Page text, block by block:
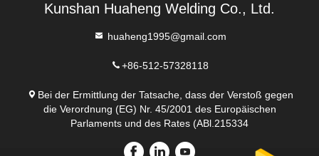
Kunshan Huaheng Welding Co., Ltd.
huaheng1995@gmail.com
+86-512-57328118
Bei der Ermittlung der Tatsache, dass der Verstoß gegen
die Verordnung (EG) Nr. 45/2001 des Europäischen
Parlaments und des Rates (ABl.215334